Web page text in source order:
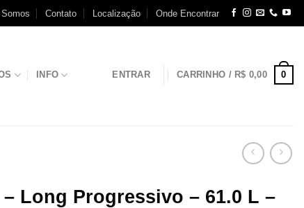
Contato Localização Onde Encontrar
INFO ENTRAR CARRINHO / R$ 0,00 0
– Long Progressivo – 61.0 L –